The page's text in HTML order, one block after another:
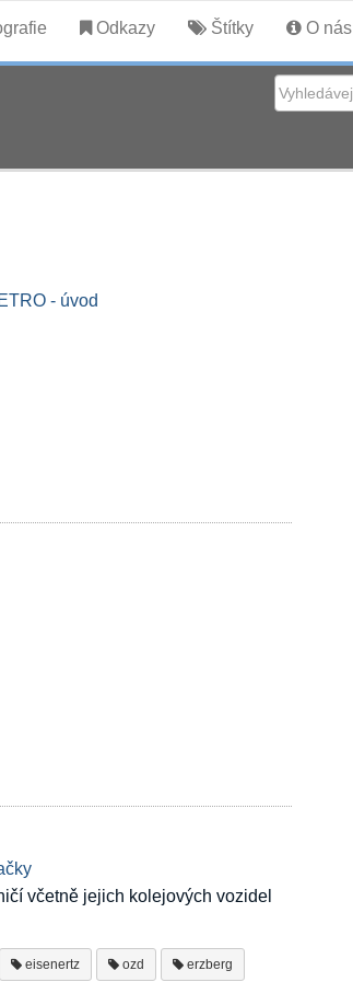
Odkazy Štítky O nás
- úvod
včetně jejich kolejových vozidel
eisenertz ozd erzberg